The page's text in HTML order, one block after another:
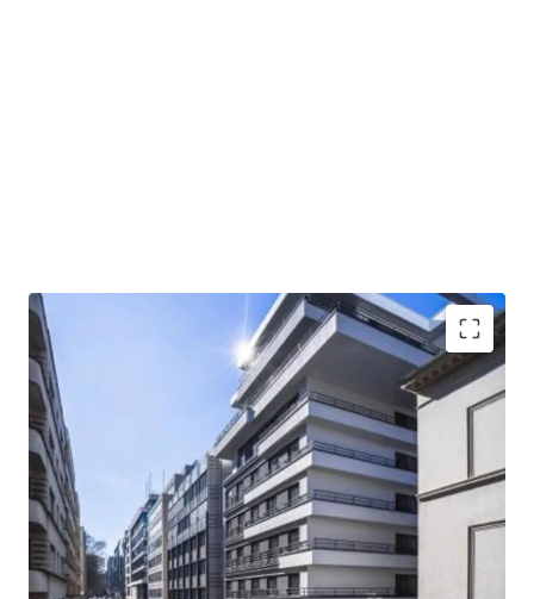
Robust fundamentals: Purpose-built asset ( 2012)
excellent trading performanceand robust
rent coverage.
Long-term lease (usufruct): Secured withPierre et
Vacances through to 2043, featuring fixed rent
withannual CPI indexationand two prolongation
options (unlikely to be exercised given the robust